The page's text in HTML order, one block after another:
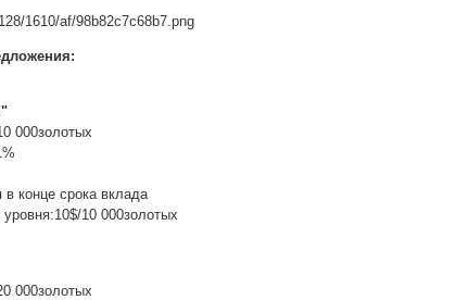
000золотых
в конце срока вклада
10 000золотых
000золотых